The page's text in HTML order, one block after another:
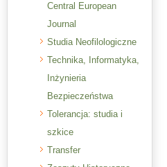
Central European
Journal
Studia Neofilologiczne
Technika, Informatyka,
Inżynieria
Bezpieczeństwa
Tolerancja: studia i
szkice
Transfer